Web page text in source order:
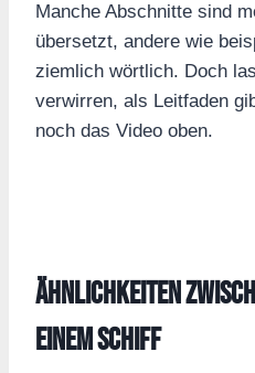
Manche Abschnitte sind
übersetzt, andere wie
ziemlich wörtlich. Doch
verwirren, als Leitfaden
noch das Video oben.
Ähnlichkeiten
einem Schiff